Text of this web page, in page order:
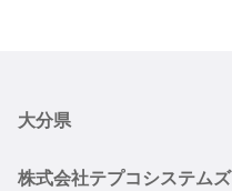
大分県
株式会社テプコシステムズ